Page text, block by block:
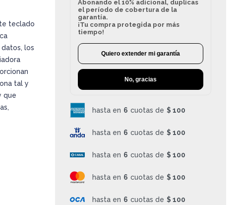
teclado
los
tal y
que
Abonando el 10% adicional, duplicas
el período de cobertura de la
garantía.
¡Tu compra protegida por más
tiempo!
Quiero extender mi garantía
No, gracias
hasta en 6 cuotas de $ 100
hasta en 6 cuotas de $ 100
hasta en 6 cuotas de $ 100
hasta en 6 cuotas de $ 100
hasta en 6 cuotas de $ 100